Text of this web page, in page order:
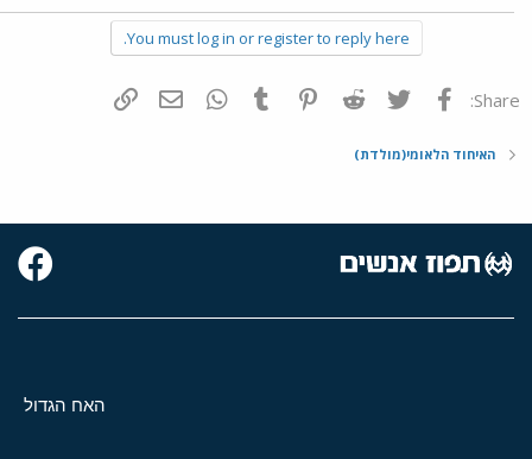
You must log in or register to reply here.
Share: פייסבוק Twitter
Reddit
Pinterest
Tumblr
WhatsAppדואר אלקטרוני
האיחוד הלאומי(מולדת)
האח הגדול